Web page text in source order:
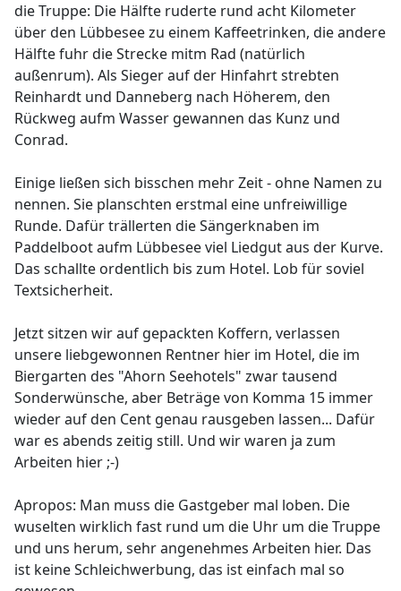
die Truppe: Die Hälfte ruderte rund acht Kilometer
über den Lübbesee zu einem Kaffeetrinken, die andere
Hälfte fuhr die Strecke mitm Rad (natürlich
außenrum). Als Sieger auf der Hinfahrt strebten
Reinhardt und Danneberg nach Höherem, den
Rückweg aufm Wasser gewannen das Kunz und
Conrad.
Einige ließen sich bisschen mehr Zeit - ohne Namen zu
nennen. Sie planschten erstmal eine unfreiwillige
Runde. Dafür trällerten die Sängerknaben im
Paddelboot aufm Lübbesee viel Liedgut aus der Kurve.
Das schallte ordentlich bis zum Hotel. Lob für soviel
Textsicherheit.
Jetzt sitzen wir auf gepackten Koffern, verlassen
unsere liebgewonnen Rentner hier im Hotel, die im
Biergarten des "Ahorn Seehotels" zwar tausend
Sonderwünsche, aber Beträge von Komma 15 immer
wieder auf den Cent genau rausgeben lassen... Dafür
war es abends zeitig still. Und wir waren ja zum
Arbeiten hier ;-)
Apropos: Man muss die Gastgeber mal loben. Die
wuselten wirklich fast rund um die Uhr um die Truppe
und uns herum, sehr angenehmes Arbeiten hier. Das
ist keine Schleichwerbung, das ist einfach mal so